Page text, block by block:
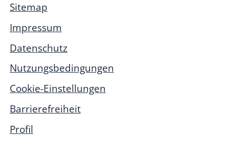
Sitemap
Impressum
Datenschutz
Nutzungsbedingungen
Cookie-Einstellungen
Barrierefreiheit
Profil